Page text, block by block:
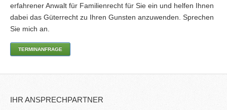
erfahrener Anwalt für Familienrecht für Sie ein und helfen Ihnen
dabei das Güterrecht zu Ihren Gunsten anzuwenden. Sprechen
Sie mich an.
TERMINANFRAGE
IHR ANSPRECHPARTNER